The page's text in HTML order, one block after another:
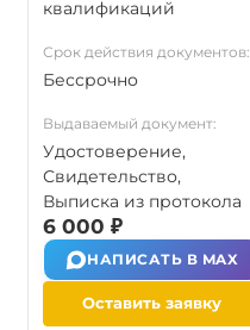
квалификаций
Срок действия документов:
Бессрочно
Выдаваемый документ:
Удостоверение,
Свидетельство,
Выписка из протокола
6 000 ₽
НАПИСАТЬ В MAX
Оставить заявку